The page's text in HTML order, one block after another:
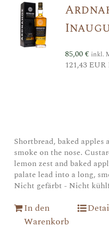
85,00€ inkl.
121,43
Shortbread, baked apples
smoke on the nose.
lemon zest and baked
palate lead into a long,
Nicht gefärbt - Nicht
In den
Warenkorb